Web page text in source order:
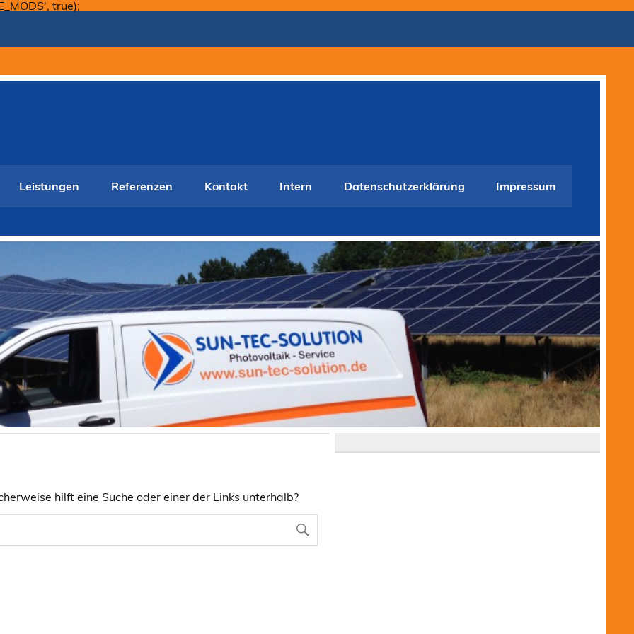
true);
Leistungen Referenzen Kontakt Intern Datenschutzerklärung Impressum
hilft eine Suche oder einer der Links unterhalb?